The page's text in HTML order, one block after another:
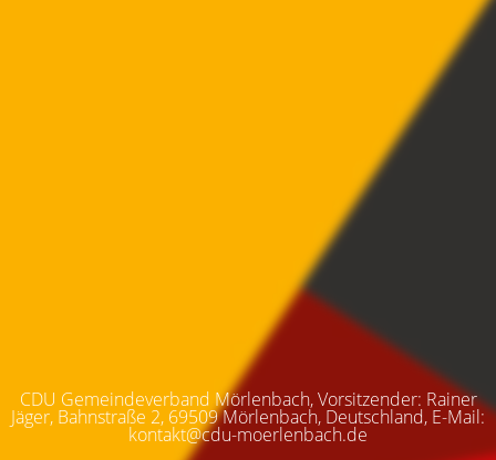
CDU Gemeindeverband Mörlenbach, Vorsitzender: Rainer
Jäger, Bahnstraße 2, 69509 Mörlenbach, Deutschland, E-Mail:
kontakt@cdu-moerlenbach.de